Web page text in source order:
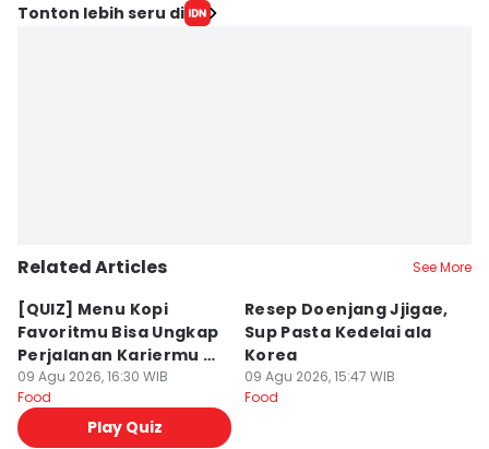
Tonton lebih seru di
Related Articles See More
⁠[QUIZ] Menu Kopi
Favoritmu Bisa Ungkap
Perjalanan Kariermu di
Masa Depan
09 Agu 2026, 16:30 WIB
Food
Play Quiz
Resep Doenjang Jjigae,
Sup Pasta Kedelai ala
Korea
09 Agu 2026, 15:47 WIB
Food